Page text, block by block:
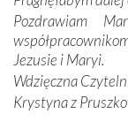
kochanków.
Byli tym razem
każdego spośród
liczył sobie 13
Całe życie
Pozdrawiam
Jezusie i Maryi.
Wdzięczna
Krystyna z